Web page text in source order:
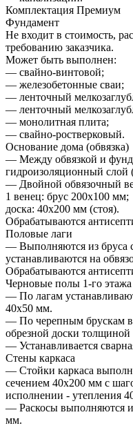
Комплектация Премиум
Фундамент
Не входит в стоимость,
требованию заказчика.
Может быть выполнен:
— свайно-винтовой;
— железобетонные сваи;
— ленточный
— ленточный
— монолитная плита;
— свайно-ростверковый.
Основание дома (обвязка)
— Между обвязкой и
гидроизоляционный слой
— Двойной обвязочный
1 венец: брус 200х100 мм;
доска: 40х200 мм (стоя).
Обрабатываются
Половые лаги
— Выполняются из бруса
устанавливаются на
Обрабатываются
Черновые полы 1-го этажа
— По лагам
40х50 мм.
— По черепным брускам
обрезной доски
— Устанавливается
Стены каркаса
— Стойки каркаса
сечением 40х200 мм с
исполнении - утепления
— Раскосы выполняются
мм.